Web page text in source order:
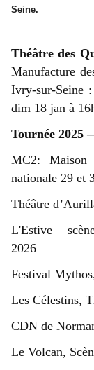
Seine.
Théâtre des
Manufacture
Ivry-sur-Seine
dim 18 jan à
Tournée 2025
MC2:
nationale 29 et
Théâtre
L'Estive –
2026
Festival
Les Célestins,
CDN de
Le Volcan,